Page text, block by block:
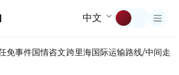
中文
免事件国情咨文跨里海国际运输路线/中间走廊